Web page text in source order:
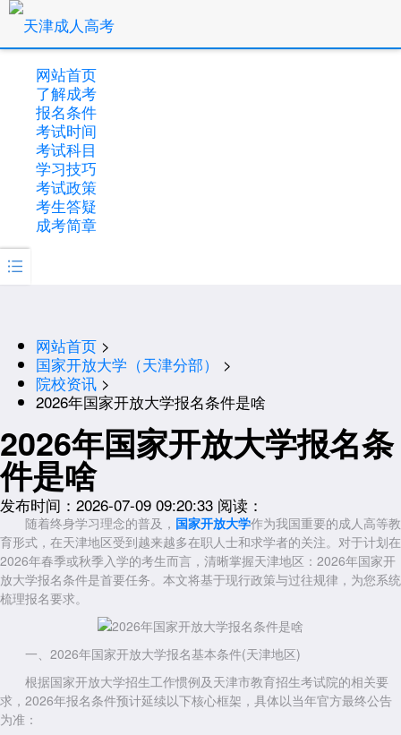
网站首页
了解成考
报名条件
考试时间
考试科目
学习技巧
考试政策
考生答疑
成考简章

网站首页 >
国家开放大学（天津分部）
>
院校资讯 >
2026年国家开放大学报名条件是啥
2026年国家开放大学报名条
件是啥
发布时间：2026-07-09 09:20:33 阅读：
随着终身学习理念的普及， 国家开放大学作为我国重要的成人高等教
育形式，在天津地区受到越来越多在职人士和求学者的关注。对于计划在
2026年春季或秋季入学的考生而言，清晰掌握天津地区：2026年国家开
放大学报名条件是首要任务。本文将基于现行政策与过往规律，为您系统
梳理报名要求。
一、2026年国家开放大学报名基本条件(天津地区)
根据国家开放大学招生工作惯例及天津市教育招生考试院的相关要
求，2026年报名条件预计延续以下核心框架，具体以当年官方最终公告
为准：